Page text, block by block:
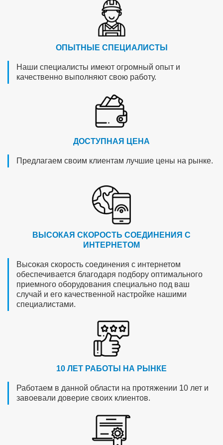
ОПЫТНЫЕ СПЕЦИАЛИСТЫ
Наши специалисты имеют огромный опыт и
качественно выполняют свою работу.
ДОСТУПНАЯ ЦЕНА
Предлагаем своим клиентам лучшие цены на рынке.
ВЫСОКАЯ СКОРОСТЬ СОЕДИНЕНИЯ С
ИНТЕРНЕТОМ
Высокая скорость соединения с интернетом
обеспечивается благодаря подбору оптимального
приемного оборудования специально под ваш
случай и его качественной настройке нашими
специалистами.
10 ЛЕТ РАБОТЫ НА РЫНКЕ
Работаем в данной области на протяжении 10 лет и
завоевали доверие своих клиентов.